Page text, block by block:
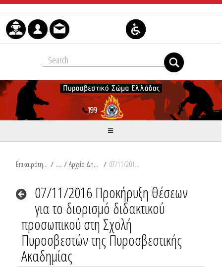
Μετάβαση στο περιεχόμενο
Επικαιρότητα / Αρχείο Δημοσιεύσεων / 07/11/2016 Προκήρυξη θέσεων για το διορισμό διδακτικού προσωπικού στη Σχολή Πυροσβεστών της Πυροσβεστικής Ακαδημίας
07/11/2016 Προκήρυξη θέσεων
για το διορισμό διδακτικού
προσωπικού στη Σχολή
Πυροσβεστών της Πυροσβεστικής
Ακαδημίας